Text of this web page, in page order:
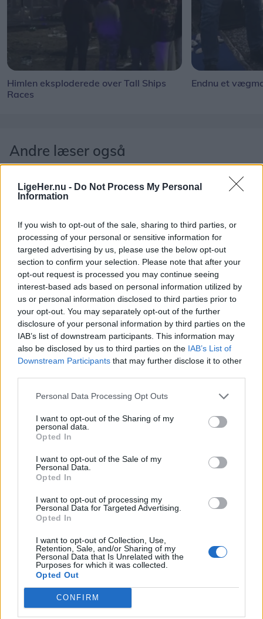
LigeHer.nu - Do Not Process My Personal
Information
If you wish to opt-out of the sale, sharing to third parties, or
processing of your personal or sensitive information for
targeted advertising by us, please use the below opt-out
section to confirm your selection. Please note that after your
opt-out request is processed you may continue seeing
interest-based ads based on personal information utilized by
us or personal information disclosed to third parties prior to
your opt-out. You may separately opt-out of the further
disclosure of your personal information by third parties on the
IAB’s list of downstream participants. This information may
also be disclosed by us to third parties on the IAB’s List of
Downstream Participants that may further disclose it to other
Personal Data Processing Opt Outs
I want to opt-out of the Sharing of my
personal data.
Opted In
I want to opt-out of the Sale of my
Personal Data.
Opted In
I want to opt-out of processing my
Personal Data for Targeted Advertising.
Opted In
I want to opt-out of Collection, Use,
Retention, Sale, and/or Sharing of my
Personal Data that Is Unrelated with the
Purposes for which it was collected.
Opted Out
CONFIRM
Himlen eksploderede over Tall Ships
Races
Endnu et
Andre læser også
Aktuelt
Virksomhed ser store
muligheder i Nordjylland:
Åbner kontor i Aalborg
Aktuelt
Brand i
og luk døre og
Aktuelt
Nu lukker genbrugsplads: Her skal du
køre hen i stedet